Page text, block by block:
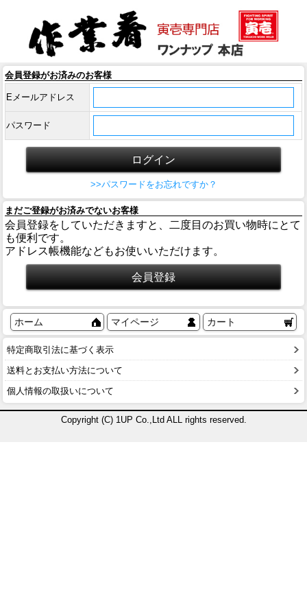
会員登録がお済みのお客様
Eメールアドレス
パスワード
>>パスワードをお忘れですか？
まだご登録がお済みでないお客様
会員登録をしていただきますと、二度目のお買い物時にとて
も便利です。
アドレス帳機能などもお使いいただけます。
ホーム マイページ カート
特定商取引法に基づく表示
送料とお支払い方法について
個人情報の取扱いについて
Copyright (C) 1UP Co.,Ltd ALL rights reserved.